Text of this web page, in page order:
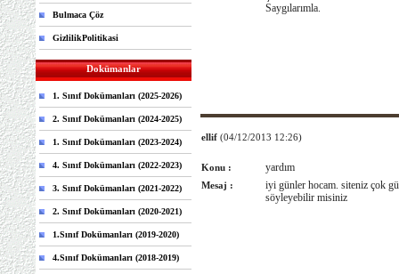
Bulmaca Çöz
GizlilikPolitikasi
Dokümanlar
1. Sınıf Dokümanları (2025-2026)
2. Sınıf Dokümanları (2024-2025)
1. Sınıf Dokümanları (2023-2024)
4. Sınıf Dokümanları (2022-2023)
3. Sınıf Dokümanları (2021-2022)
2. Sınıf Dokümanları (2020-2021)
1.Sınıf Dokümanları (2019-2020)
4.Sınıf Dokümanları (2018-2019)
Saygılarımla.
ellif (04/12/2013 12:26)
Konu : yardım
Mesaj :
iyi günler hocam. siteniz çok
söyleyebilir misiniz